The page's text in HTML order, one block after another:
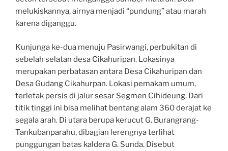
melukiskannya, airnya menjadi “pundung” atau marah
karena diganggu.
Kunjunga ke-dua menuju Pasirwangi, perbukitan di
sebelah selatan desa Cikahuripan. Lokasinya
merupakan perbatasan antara Desa Cikahuripan dan
Desa Gudang Cikahurpan. Lokasi pemakam umum,
terletak persis di jalur sesar Segmen Cihideung. Dari
titik tinggi ini bisa melihat bentang alam 360 derajat ke
segala arah. Di utara berupa kerucut G. Burangrang-
Tankubanparahu, dibagian lerengnya terlihat
punggungan batas kaldera G. Sunda. Disebut